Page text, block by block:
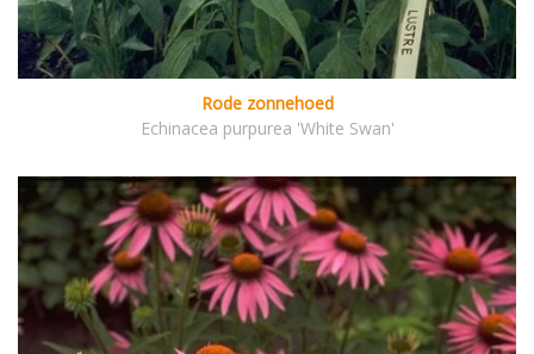
Rode zonnehoed
Echinacea purpurea 'White Swan'